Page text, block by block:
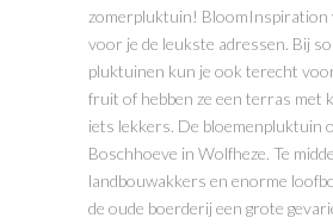
zomerpluktuin! BloomInspiration
voor je de leukste adressen. Bij
pluktuinen kun je ook terecht
fruit of hebben ze een terras met
iets lekkers. De bloemenpluktuin
Boschhoeve in Wolfheze. Te
landbouwakkers en enorme
de oude boerderij een grote